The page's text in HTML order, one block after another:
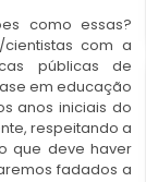
como essas?
com a
públicas de
em educação
anos iniciais do
respeitando a
que deve haver
fadados a